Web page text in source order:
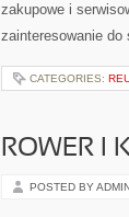
zakupowe i
zainteresowanie
CATEGORIES:
ROWER I
POSTED BY